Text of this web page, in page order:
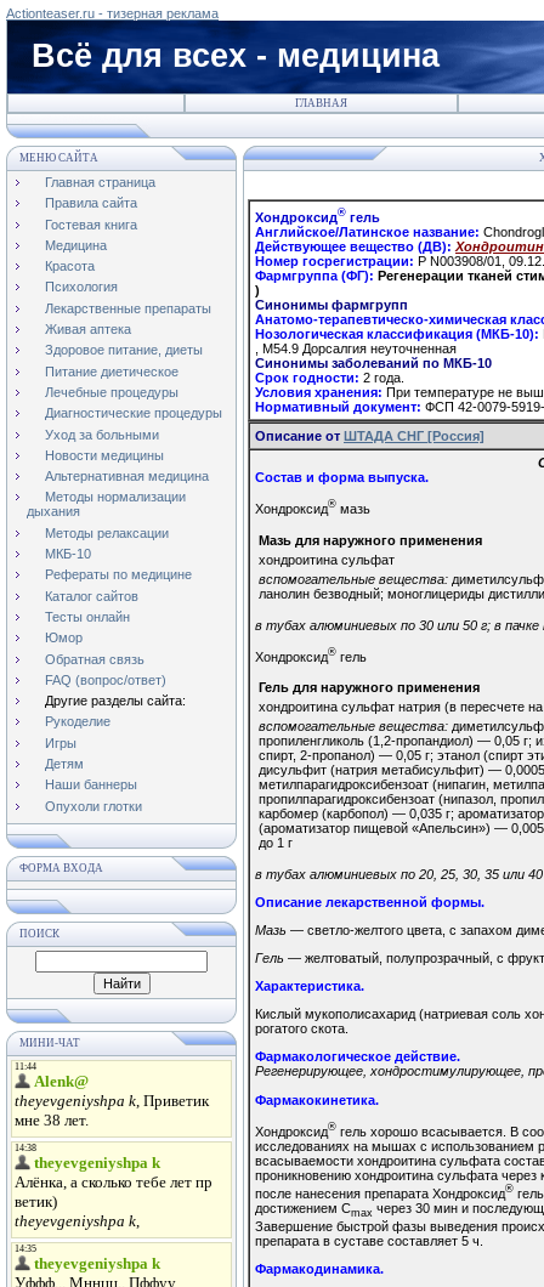
Actionteaser.ru - тизерная реклама
Всё для всех - медицина
ГЛАВНАЯ
МЕНЮ САЙТА
Главная страница
Правила сайта
Гостевая книга
Медицина
Красота
Психология
Лекарственные препараты
Живая аптека
Здоровое питание, диеты
Питание диетическое
Лечебные процедуры
Диагностические процедуры
Уход за больными
Новости медицины
Альтернативная медицина
Методы нормализации
дыхания
Методы релаксации
МКБ-10
Рефераты по медицине
Каталог сайтов
Тесты онлайн
Юмор
Обратная связь
FAQ (вопрос/ответ)
Другие разделы сайта:
Рукоделие
Игры
Детям
Наши баннеры
Опухоли глотки
ФОРМА ВХОДА
ПОИСК
МИНИ-ЧАТ
Хондроксид® гель
Английское/Латинское название:
Действующее вещество (ДВ):
Номер госрегистрации: Р N003908/01,
Фармгруппа (ФГ): Регенерации тканей
)
Синонимы фармгрупп
Анатомо-терапевтическо-химическая
Нозологическая классификация (МКБ-10):
, M54.9 Дорсалгия неуточненная
Синонимы заболеваний по МКБ-10
Срок годности: 2 года.
Условия хранения: При температуре не
Нормативный документ: ФСП 42-0079-
Описание от ШТАДА СНГ [Россия]
Состав и форма выпуска.
Хондроксид® мазь
Мазь для наружного применения
хондроитина сульфат
вспомогательные вещества:
ланолин безводный; моноглицериды
в тубах алюминиевых по 30 или 50 г; в
Хондроксид® гель
Гель для наружного применения
хондроитина сульфат натрия (в пересчете
вспомогательные вещества:
пропиленгликоль (1,2-пропандиол) — 0,05 г;
спирт, 2-пропанол) — 0,05 г; этанол (спирт
дисульфит (натрия метабисульфит) —
метилпарагидроксибензоат (нипагин,
пропилпарагидроксибензоат (нипазол,
карбомер (карбопол) — 0,035 г;
(ароматизатор пищевой «Апельсин») —
до 1 г
в тубах алюминиевых по 20, 25, 30, 35 или
Описание лекарственной формы.
Мазь — светло-желтого цвета, с запахом
Гель — желтоватый, полупрозрачный, с
Характеристика.
Кислый мукополисахарид (натриевая соль
рогатого скота.
Фармакологическое действие.
Регенерирующее, хондростимулирующее,
Фармакокинетика.
Хондроксид® гель хорошо всасывается. В
исследованиях на мышах с использованием
всасываемости хондроитина сульфата
проникновению хондроитина сульфата
после нанесения препарата Хондроксид®
достижением Cmax через 30 мин и
Завершение быстрой фазы выведения
препарата в суставе составляет 5 ч.
Фармакодинамика.